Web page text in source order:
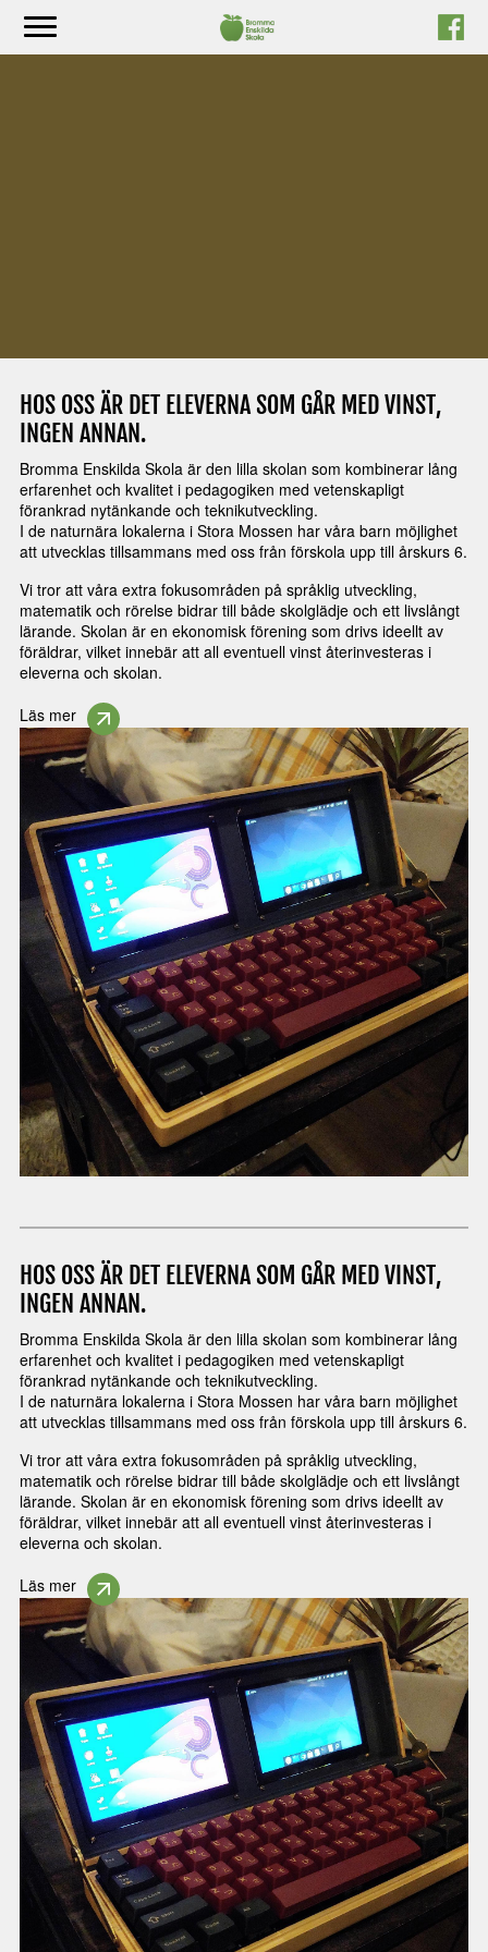
Hoppa
HOS OSS ÄR DET ELEVERNA SOM GÅR MED VINST,
INGEN ANNAN.
Bromma Enskilda Skola är den lilla skolan som kombinerar lång
erfarenhet och kvalitet i pedagogiken med vetenskapligt
förankrad nytänkande och teknikutveckling.
I de naturnära lokalerna i Stora Mossen har våra barn möjlighet
att utvecklas tillsammans med oss från förskola upp till årskurs 6.
Vi tror att våra extra fokusområden på språklig utveckling,
matematik och rörelse bidrar till både skolglädje och ett livslångt
lärande. Skolan är en ekonomisk förening som drivs ideellt av
föräldrar, vilket innebär att all eventuell vinst återinvesteras i
eleverna och skolan.
Läs mer
HOS OSS ÄR DET ELEVERNA SOM GÅR MED VINST,
INGEN ANNAN.
Bromma Enskilda Skola är den lilla skolan som kombinerar lång
erfarenhet och kvalitet i pedagogiken med vetenskapligt
förankrad nytänkande och teknikutveckling.
I de naturnära lokalerna i Stora Mossen har våra barn möjlighet
att utvecklas tillsammans med oss från förskola upp till årskurs 6.
Vi tror att våra extra fokusområden på språklig utveckling,
matematik och rörelse bidrar till både skolglädje och ett livslångt
lärande. Skolan är en ekonomisk förening som drivs ideellt av
föräldrar, vilket innebär att all eventuell vinst återinvesteras i
eleverna och skolan.
Läs mer